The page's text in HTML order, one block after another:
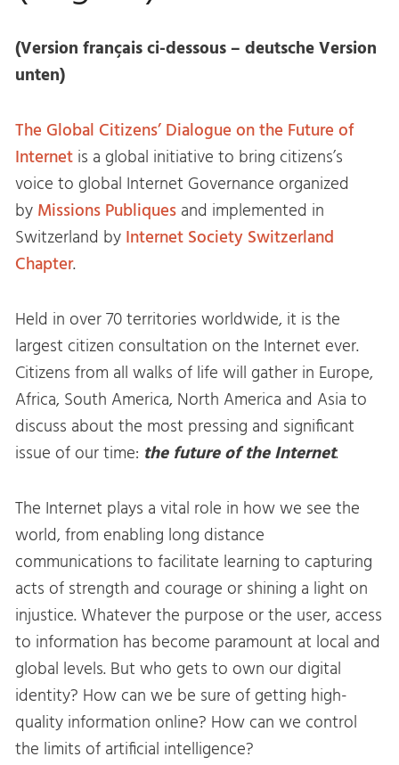
(Version français ci-dessous – deutsche Version
unten)
The Global Citizens’ Dialogue on the Future of
Internet is a global initiative to bring citizens’s
voice to global Internet Governance organized
by Missions Publiques and implemented in
Switzerland by Internet Society Switzerland
Chapter.
Held in over 70 territories worldwide, it is the
largest citizen consultation on the Internet ever.
Citizens from all walks of life will gather in Europe,
Africa, South America, North America and Asia to
discuss about the most pressing and significant
issue of our time: the future of the Internet.
The Internet plays a vital role in how we see the
world, from enabling long distance
communications to facilitate learning to capturing
acts of strength and courage or shining a light on
injustice. Whatever the purpose or the user, access
to information has become paramount at local and
global levels. But who gets to own our digital
identity? How can we be sure of getting high-
quality information online? How can we control
the limits of artificial intelligence?